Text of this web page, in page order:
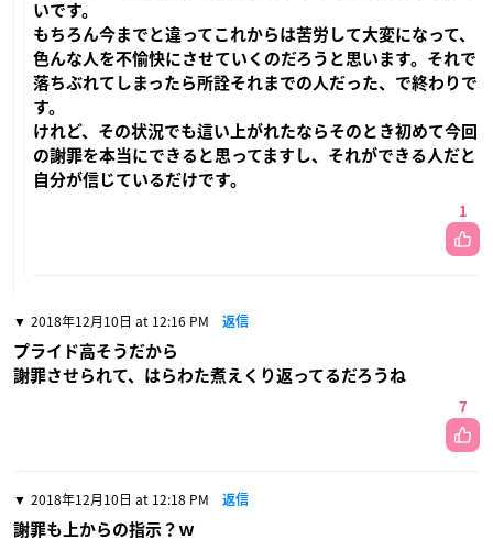
いです。
もちろん今までと違ってこれからは苦労して大変になって、
色んな人を不愉快にさせていくのだろうと思います。それで
落ちぶれてしまったら所詮それまでの人だった、で終わりで
す。
けれど、その状況でも這い上がれたならそのとき初めて今回
の謝罪を本当にできると思ってますし、それができる人だと
自分が信じているだけです。
1
2018年12月10日 at 12:16 PM 返信
プライド高そうだから
謝罪させられて、はらわた煮えくり返ってるだろうね
7
2018年12月10日 at 12:18 PM 返信
謝罪も上からの指示？ｗ